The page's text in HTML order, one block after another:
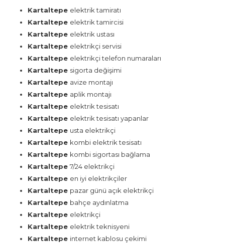
Kartaltepe elektrik tamiratı
Kartaltepe elektrik tamircisi
Kartaltepe elektrik ustası
Kartaltepe elektrikçi servisi
Kartaltepe elektrikçi telefon numaraları
Kartaltepe sigorta değişimi
Kartaltepe avize montajı
Kartaltepe aplik montajı
Kartaltepe elektrik tesisatı
Kartaltepe elektrik tesisatı yapanlar
Kartaltepe usta elektrikçi
Kartaltepe kombi elektrik tesisatı
Kartaltepe kombi sigortası bağlama
Kartaltepe 7/24 elektrikçi
Kartaltepe en iyi elektrikçiler
Kartaltepe pazar günü açık elektrikçi
Kartaltepe bahçe aydınlatma
Kartaltepe elektrikçi
Kartaltepe elektrik teknisyeni
Kartaltepe internet kablosu çekimi